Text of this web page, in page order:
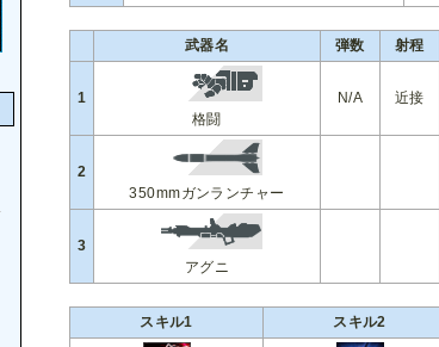
武器名 弾数 射程
1
格闘
N/A 近接
2
350mmガンランチャー
3
アグニ
スキル1 スキル2